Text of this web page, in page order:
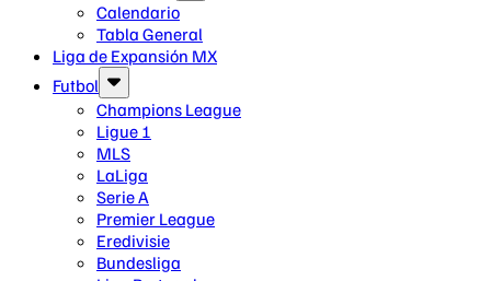
Calendario
Tabla General
Liga de Expansión MX
Futbol
Champions League
Ligue 1
MLS
LaLiga
Serie A
Premier League
Eredivisie
Bundesliga